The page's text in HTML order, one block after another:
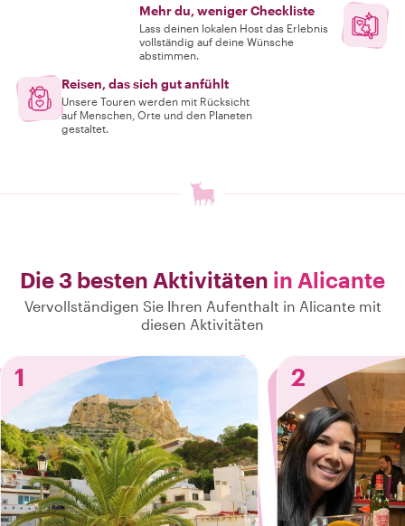
Mehr du, weniger Checkliste
Lass deinen lokalen Host das Erlebnis
vollständig auf deine Wünsche
abstimmen.
Reisen, das sich gut anfühlt
Unsere Touren werden mit Rücksicht
auf Menschen, Orte und den Planeten
gestaltet.
Die 3 besten Aktivitäten in Alicante
Vervollständigen Sie Ihren Aufenthalt in Alicante mit
diesen Aktivitäten
1 2